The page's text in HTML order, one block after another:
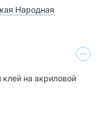
Народная
клей на акриловой